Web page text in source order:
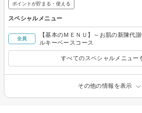
ポイントが貯まる・使える
スペシャルメニュー
全員
【基本のＭＥＮＵ】～お肌の新陳代
ルキーベースコース
すべてのスペシャルメニュー
その他の情報を表示